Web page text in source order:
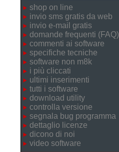
shop on line
invio sms gratis da web
invio e-mail gratis
domande frequenti (FAQ)
commenti ai software
specifiche tecniche
software non m8k
i più cliccati
ultimi inserimenti
tutti i software
download utility
controlla versione
segnala bug programma
dettaglio licenze
dicono di noi
video software